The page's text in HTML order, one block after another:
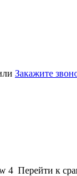
Закажите
4 Перейти к